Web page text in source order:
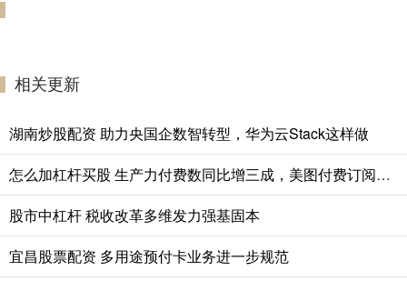
相关更新
湖南炒股配资 助力央国企数智转型，华为云Stack这样做
怎么加杠杆买股 生产力付费数同比增三成，美图付费订阅用户数突破1844万
股市中杠杆 税收改革多维发力强基固本
宜昌股票配资 多用途预付卡业务进一步规范